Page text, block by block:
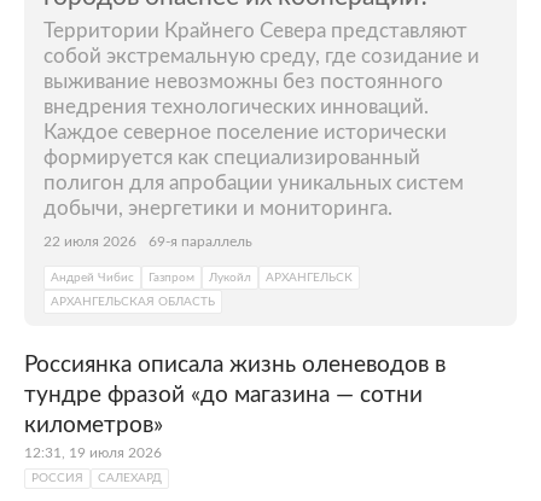
регион с самыми высокими зарплатами в
России, в 2022 году жители округа в
среднем получали по 130 тысяч рублей в
месяц. Такие показатели объясняются
расположением здесь месторождений газа
и нефти. В самом же Салехарде находятся
офисы крупных российских нефтяных
компаний, в том числе«Газпрома»
«ЛУКОЙЛ-Западная Сибирь».
Территории Крайнего Севера представляют
собой экстремальную среду, где созидание и
выживание невозможны без постоянного
внедрения технологических инноваций.
Каждое северное поселение исторически
формируется как специализированный
полигон для апробации уникальных систем
добычи, энергетики и мониторинга.
22 июля 2026 69-я параллель
Андрей Чибис Газпром Лукойл
АРХАНГЕЛЬСК
АРХАНГЕЛЬСКАЯ ОБЛАСТЬ
Россиянка описала жизнь оленеводов в
тундре фразой «до магазина — сотни
километров»
12:31, 19 июля 2026
РОССИЯ САЛЕХАРД